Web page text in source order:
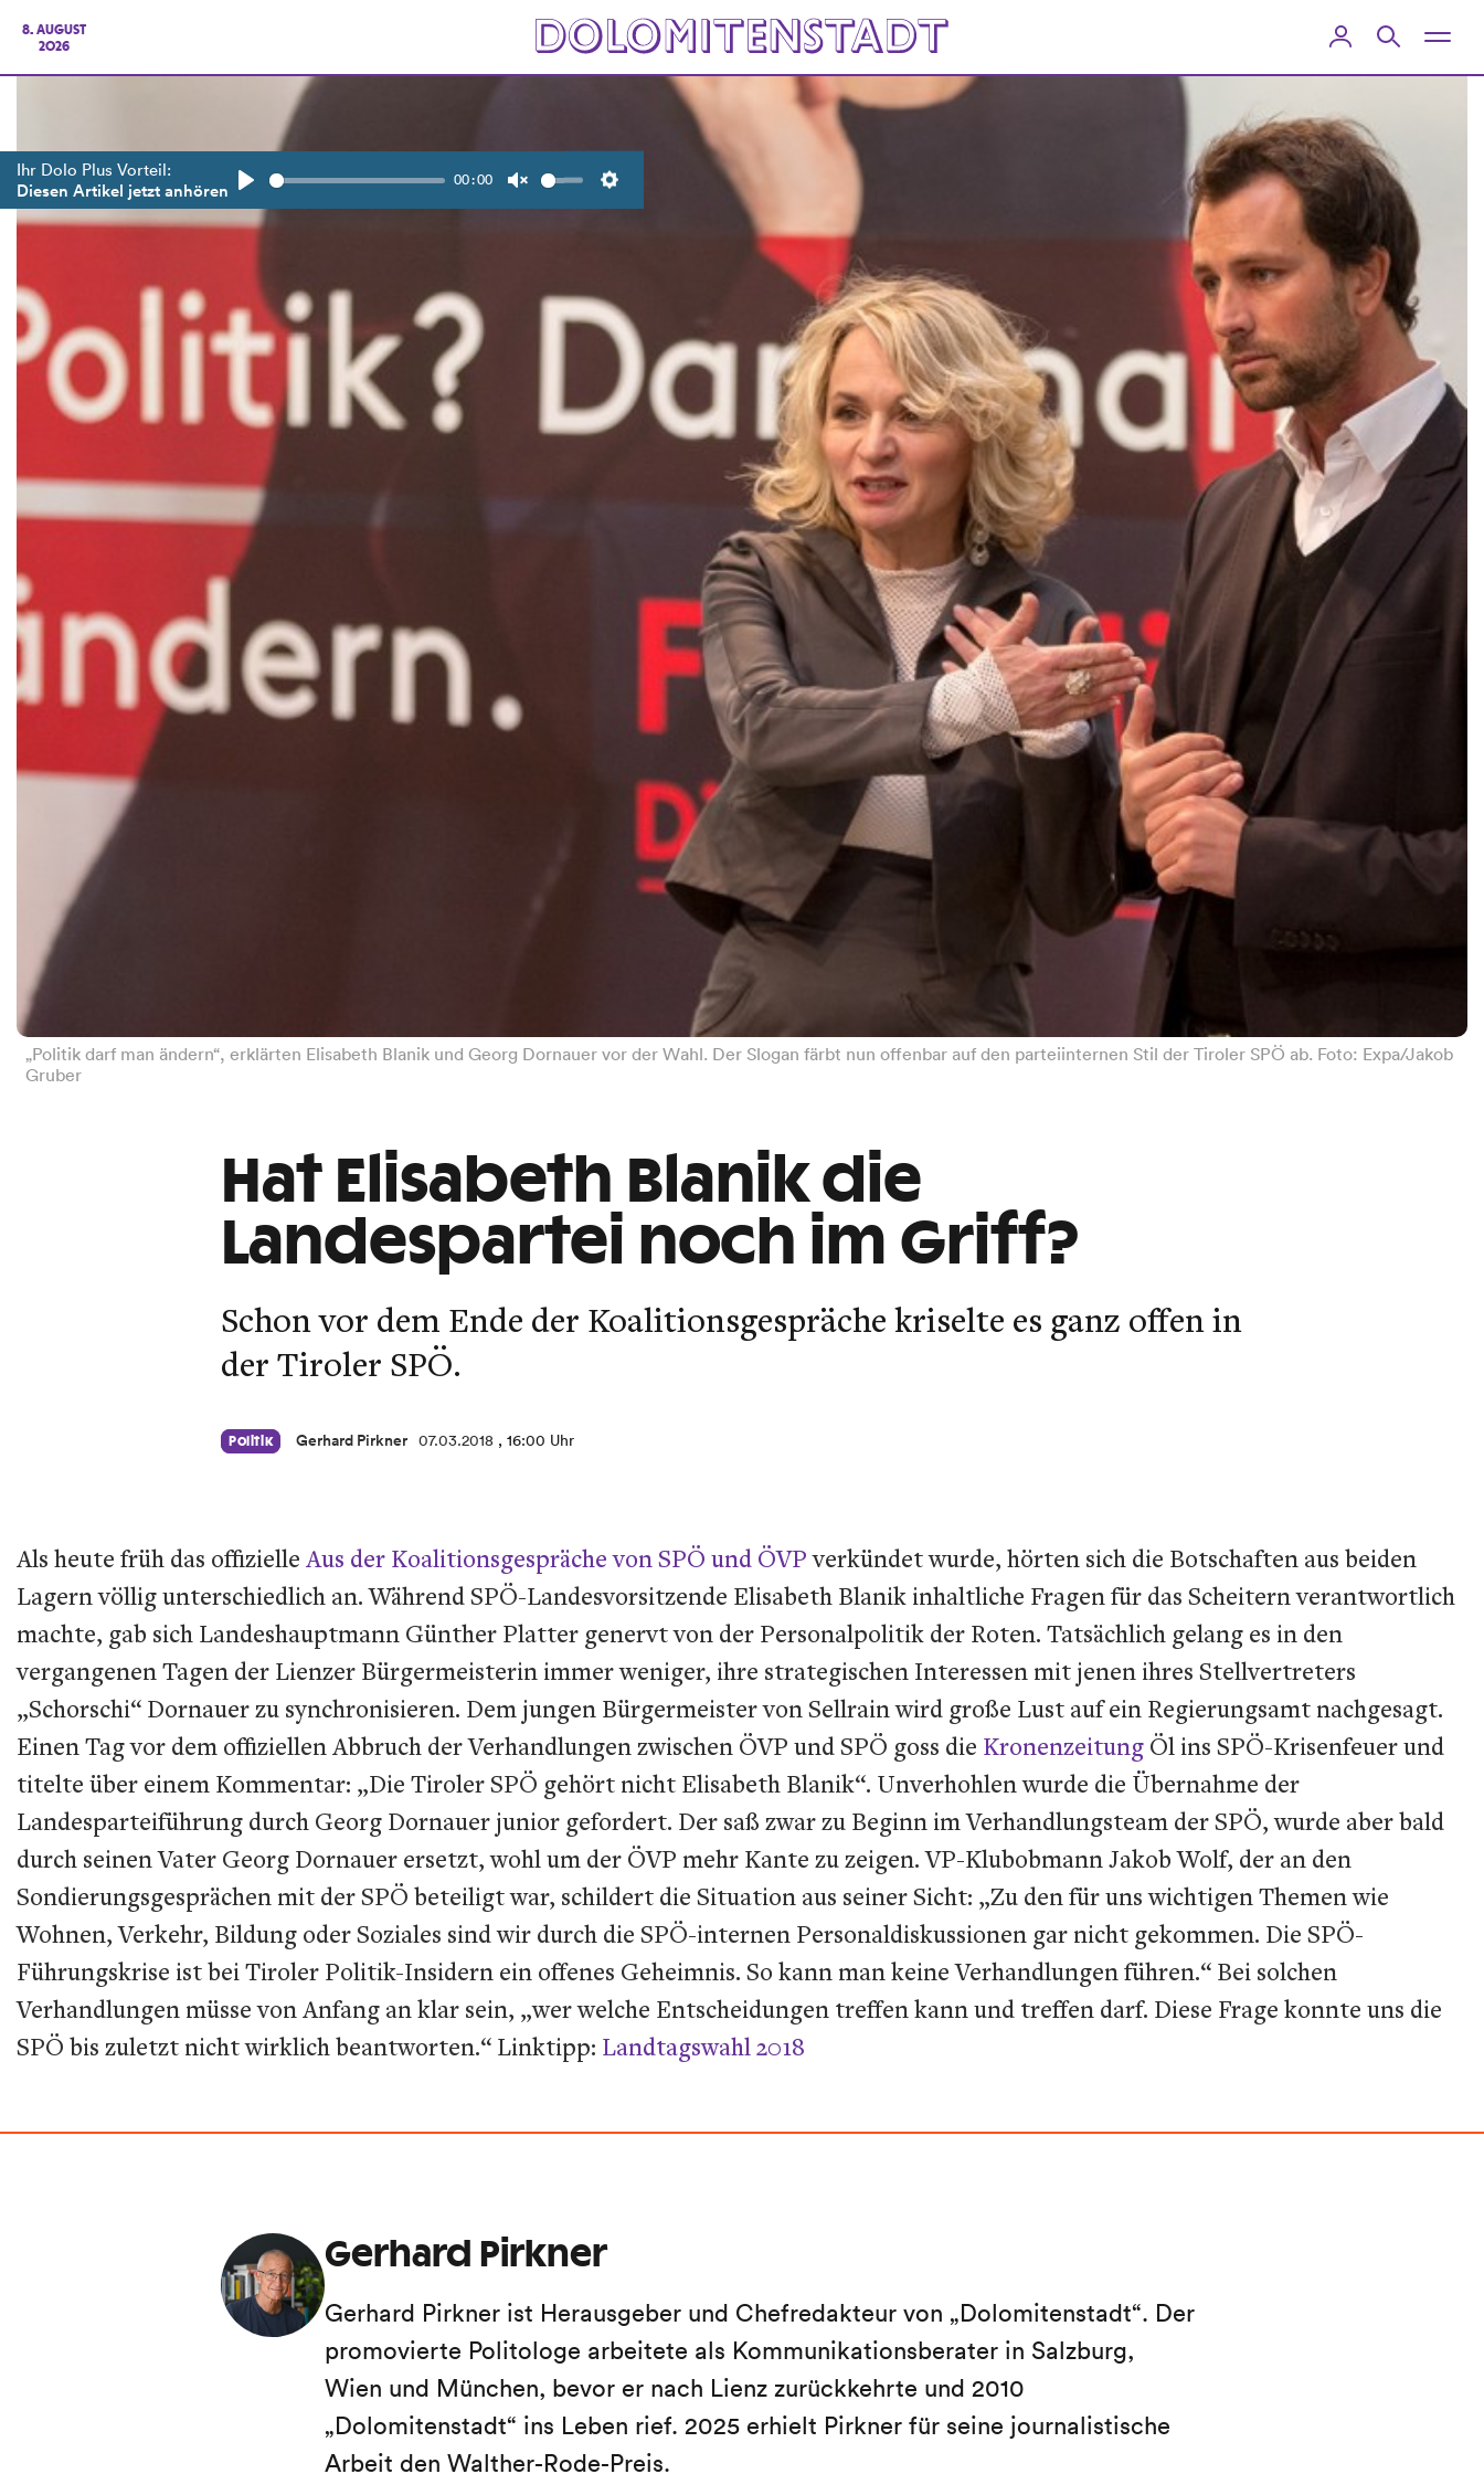
8. AUGUST
2026
Ihr Dolo Plus Vorteil:
Diesen Artikel jetzt anhören 00:00
„Politik darf man ändern“, erklärten Elisabeth Blanik und Georg Dornauer vor der Wahl. Der Slogan färbt nun offenbar auf den parteiinternen Stil der Tiroler SPÖ ab. Foto: Expa/Jakob
Gruber
Hat Elisabeth Blanik die
Landespartei noch im Griff?
Schon vor dem Ende der Koalitionsgespräche kriselte es ganz offen in
der Tiroler SPÖ.
Politik Gerhard Pirkner 07.03.2018 , 16:00 Uhr
Als heute früh das offizielle Aus der Koalitionsgespräche von SPÖ und ÖVPverkündet wurde, hörten sich die Botschaften aus beiden
Lagern völlig unterschiedlich an. Während SPÖ-Landesvorsitzende Elisabeth Blanik inhaltliche Fragen für das Scheitern verantwortlich
machte, gab sich Landeshauptmann Günther Platter genervt von der Personalpolitik der Roten. Tatsächlich gelang es in den
vergangenen Tagen der Lienzer Bürgermeisterin immer weniger, ihre strategischen Interessen mit jenen ihres Stellvertreters
„Schorschi“ Dornauer zu synchronisieren. Dem jungen Bürgermeister von Sellrain wird große Lust auf ein Regierungsamt nachgesagt.
Einen Tag vor dem offiziellen Abbruch der Verhandlungen zwischen ÖVP und SPÖ goss die Kronenzeitung Öl ins SPÖ-Krisenfeuer und
titelte über einem Kommentar: „Die Tiroler SPÖ gehört nicht Elisabeth Blanik“. Unverhohlen wurde die Übernahme der
Landesparteiführung durch Georg Dornauer junior gefordert. Der saß zwar zu Beginn im Verhandlungsteam der SPÖ, wurde aber bald
durch seinen Vater Georg Dornauer ersetzt, wohl um der ÖVP mehr Kante zu zeigen. VP-Klubobmann Jakob Wolf, der an den
Sondierungsgesprächen mit der SPÖ beteiligt war, schildert die Situation aus seiner Sicht: „Zu den für uns wichtigen Themen wie
Wohnen, Verkehr, Bildung oder Soziales sind wir durch die SPÖ-internen Personaldiskussionen gar nicht gekommen. Die SPÖ-
Führungskrise ist bei Tiroler Politik-Insidern ein offenes Geheimnis. So kann man keine Verhandlungen führen.“ Bei solchen
Verhandlungen müsse von Anfang an klar sein, „wer welche Entscheidungen treffen kann und treffen darf. Diese Frage konnte uns die
SPÖ bis zuletzt nicht wirklich beantworten.“ Linktipp: Landtagswahl 2018
Gerhard Pirkner
Gerhard Pirkner ist Herausgeber und Chefredakteur von „Dolomitenstadt“. Der
promovierte Politologe arbeitete als Kommunikationsberater in Salzburg,
Wien und München, bevor er nach Lienz zurückkehrte und 2010
„Dolomitenstadt“ ins Leben rief. 2025 erhielt Pirkner für seine journalistische
Arbeit den Walther-Rode-Preis.